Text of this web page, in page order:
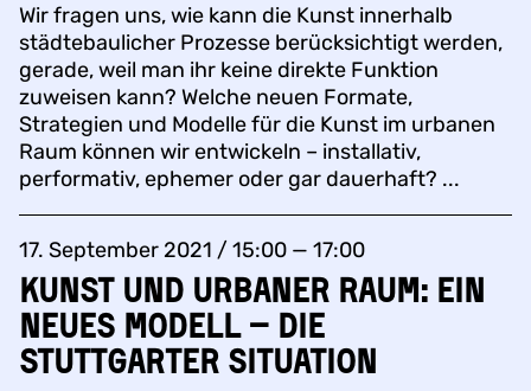
Wir fragen uns, wie kann die Kunst innerhalb
städtebaulicher Prozesse berücksichtigt werden,
gerade, weil man ihr keine direkte Funktion
zuweisen kann? Welche neuen Formate,
Strategien und Modelle für die Kunst im urbanen
Raum können wir entwickeln – installativ,
performativ, ephemer oder gar dauerhaft? ...
17. September 2021 / 15:00 — 17:00
Kunst und urbaner Raum: Ein
neues Modell – Die
Stuttgarter Situation